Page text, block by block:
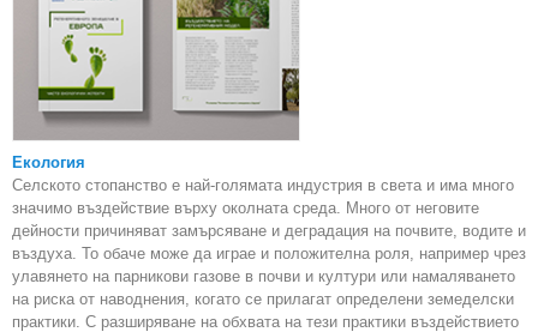
Екология
Селското стопанство е най-голямата индустрия в света и има много
значимо въздействие върху околната среда. Много от неговите
дейности причиняват замърсяване и деградация на почвите, водите и
въздуха. То обаче може да играе и положителна роля, например чрез
улавянето на парникови газове в почви и култури или намаляването
на риска от наводнения, когато се прилагат определени земеделски
практики. С разширяване на обхвата на тези практики въздействието